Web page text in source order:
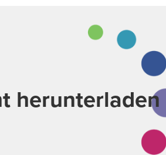
herunterladen